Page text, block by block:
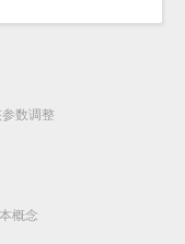
数调整
概念